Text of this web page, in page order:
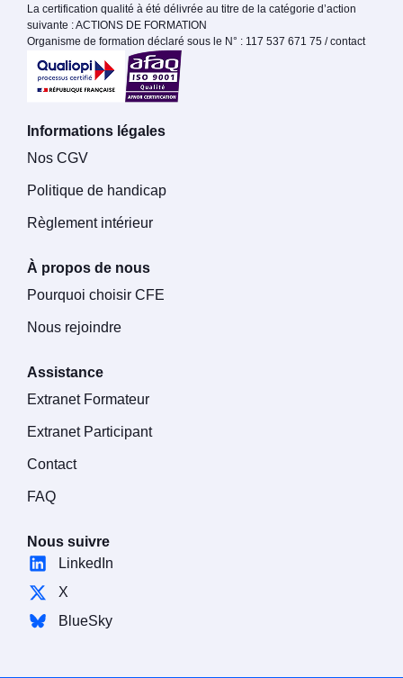
La certification qualité à été délivrée au titre de la catégorie d’action
suivante : ACTIONS DE FORMATION
Organisme de formation déclaré sous le N° : 117 537 671 75 / contact
Informations légales
Nos CGV
Politique de handicap
Règlement intérieur
À propos de nous
Pourquoi choisir CFE
Nous rejoindre
Assistance
Extranet Formateur
Extranet Participant
Contact
FAQ
Nous suivre
LinkedIn
X
BlueSky